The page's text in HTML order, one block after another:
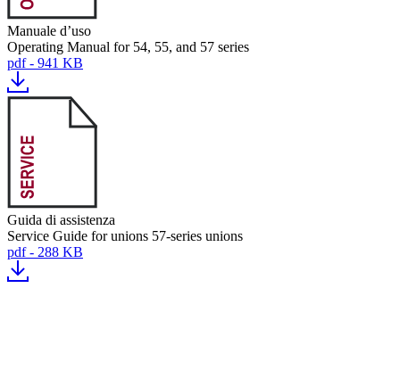
Manuale d’uso
Operating Manual for 54, 55, and 57 series
pdf - 941 KB
Guida di assistenza
Service Guide for unions 57-series unions
pdf - 288 KB